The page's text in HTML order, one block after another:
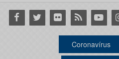
Facebook
Twitter Flickr RSS
Coronavírus